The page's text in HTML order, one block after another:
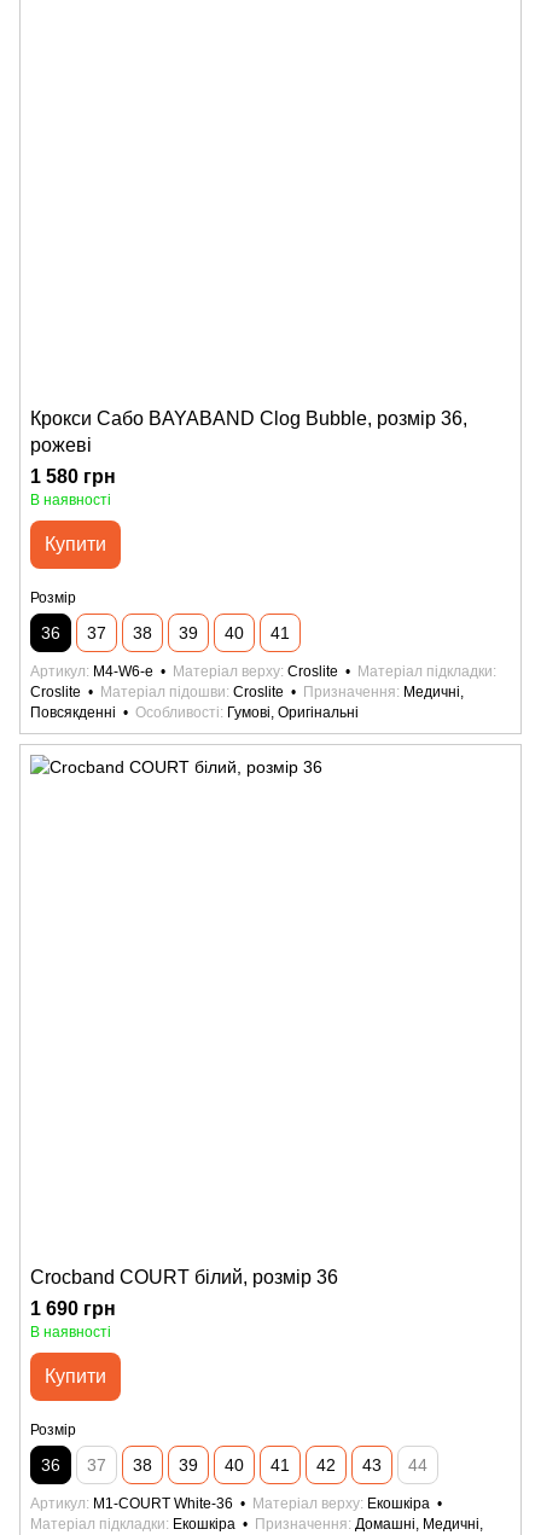
Крокси Сабо BAYABAND Clog Bubble, розмір 36,
рожеві
1 580 грн
В наявності
Купити
Розмір
36 37 38 39 40 41
Артикул M4-W6-e Матеріал верху Croslite
Матеріал підкладки
Croslite
Матеріал підошви Croslite Призначення
Медичні,
Повсякденні
Особливості Гумові, Оригінальні
Crocband COURT білий, розмір 36
1 690 грн
В наявності
Купити
Розмір
36 37 38 39 40 41 42 43 44
Артикул М1-COURT White-36 Матеріал верху Екошкіра
Матеріал підкладки
Екошкіра Призначення Домашні, Медичні,